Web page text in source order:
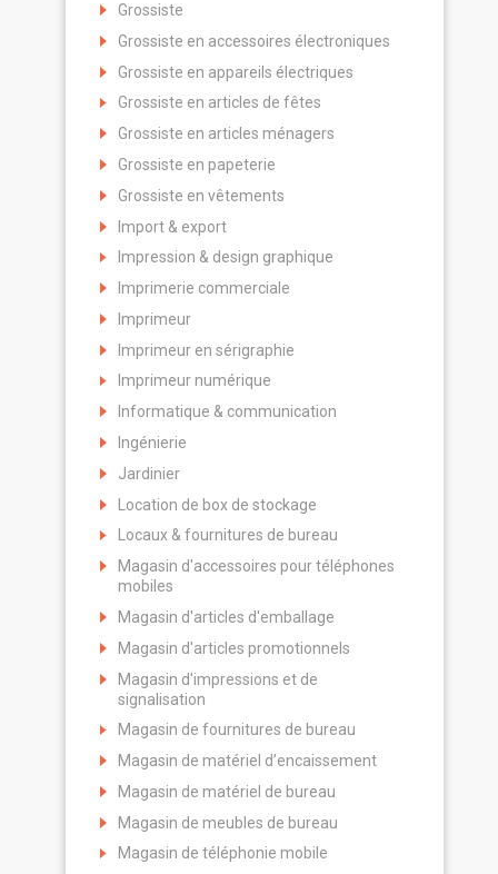
Grossiste
Grossiste en accessoires électroniques
Grossiste en appareils électriques
Grossiste en articles de fêtes
Grossiste en articles ménagers
Grossiste en papeterie
Grossiste en vêtements
Import & export
Impression & design graphique
Imprimerie commerciale
Imprimeur
Imprimeur en sérigraphie
Imprimeur numérique
Informatique & communication
Ingénierie
Jardinier
Location de box de stockage
Locaux & fournitures de bureau
Magasin d'accessoires pour téléphones
mobiles
Magasin d'articles d'emballage
Magasin d'articles promotionnels
Magasin d'impressions et de
signalisation
Magasin de fournitures de bureau
Magasin de matériel d’encaissement
Magasin de matériel de bureau
Magasin de meubles de bureau
Magasin de téléphonie mobile